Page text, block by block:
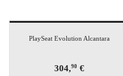
PlaySeat Evolution Alcantara
304,90 €